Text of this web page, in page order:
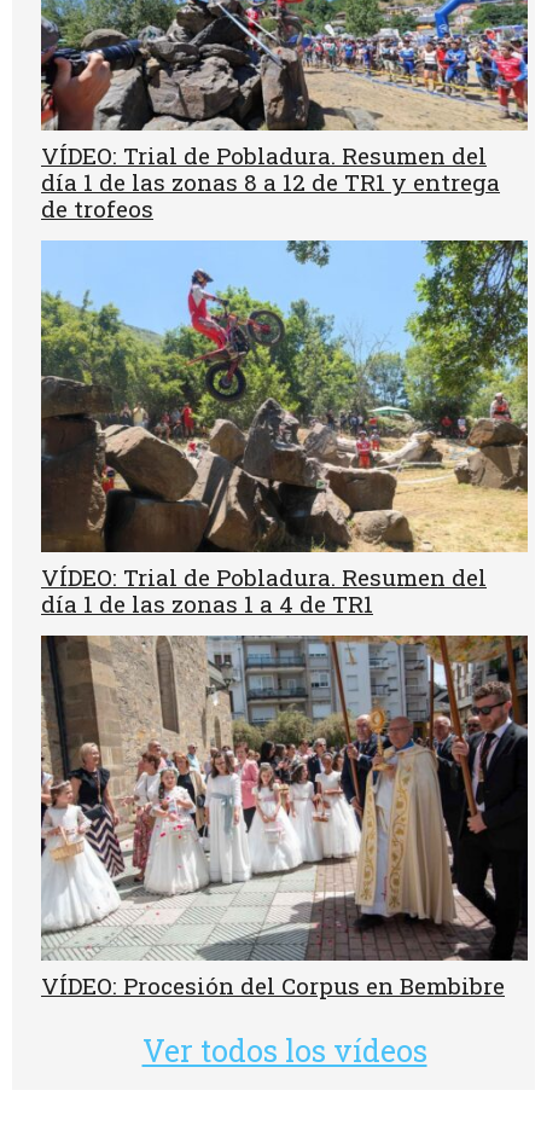
VÍDEO: Trial de Pobladura. Resumen del
día 1 de las zonas 8 a 12 de TR1 y entrega
de trofeos
VÍDEO: Trial de Pobladura. Resumen del
día 1 de las zonas 1 a 4 de TR1
VÍDEO: Procesión del Corpus en Bembibre
Ver todos los vídeos